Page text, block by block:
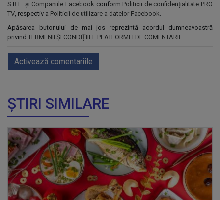
S.R.L. și Companiile Facebook conform Politicii de confidențialitate PRO
TV, respectiv a Politicii de utilizare a datelor Facebook.
Apăsarea butonului de mai jos reprezintă acordul dumneavoastră
privind TERMENII ȘI CONDIȚIILE PLATFORMEI DE COMENTARII.
Activează comentariile
ȘTIRI SIMILARE